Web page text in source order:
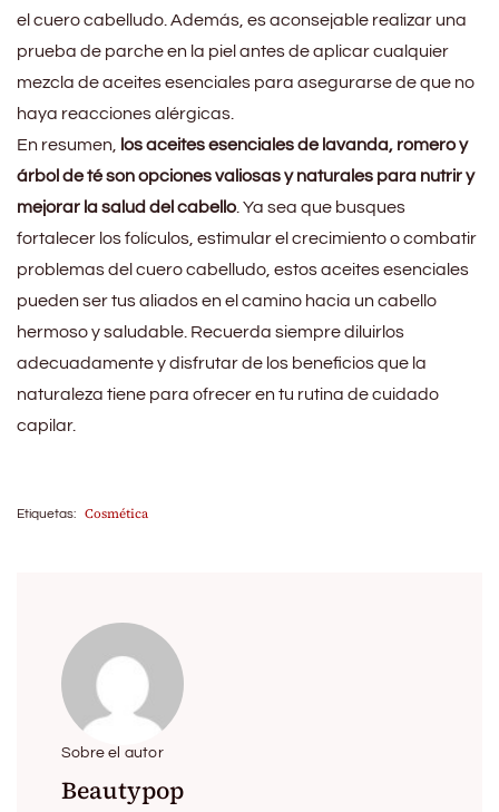
el cuero cabelludo. Además, es aconsejable realizar una
prueba de parche en la piel antes de aplicar cualquier
mezcla de aceites esenciales para asegurarse de que no
haya reacciones alérgicas.
En resumen,
los aceites esenciales de lavanda, romero y
árbol de té son opciones valiosas y naturales para nutrir y
mejorar la salud del cabello. Ya sea que busques
fortalecer los folículos, estimular el crecimiento o combatir
problemas del cuero cabelludo, estos aceites esenciales
pueden ser tus aliados en el camino hacia un cabello
hermoso y saludable. Recuerda siempre diluirlos
adecuadamente y disfrutar de los beneficios que la
naturaleza tiene para ofrecer en tu rutina de cuidado
capilar.
Etiquetas: Cosmética
Sobre el autor
Beautypop